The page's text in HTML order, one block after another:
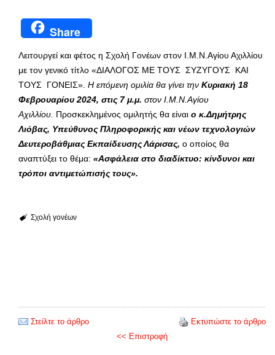
Share
Λειτουργεί και φέτος η Σχολή Γονέων στον Ι.Μ.Ν.Αγίου Αχιλλίου
με τον γενικό τίτλο «ΔΙΑΛΟΓΟΣ ΜΕ ΤΟΥΣ ΣΥΖΥΓΟΥΣ ΚΑΙ
ΤΟΥΣ ΓΟΝΕΙΣ». Η επόμενη ομιλία θα γίνει την Κυριακή 18
Φεβρουαρίου 2024, στις 7 μ.μ. στον Ι.Μ.Ν.Αγίου
Αχιλλίου. Προσκεκλημένος ομιλητής θα είναι ο κ.Δημήτρης
Λιόβας, Υπεύθυνος Πληροφορικής και νέων τεχνολογιών
Δευτεροβάθμιας Εκπαίδευσης Λάρισας, ο οποίος θα
αναπτύξει το θέμα: «Ασφάλεια στο διαδίκτυο: κίνδυνοι και
τρόποι αντιμετώπισής τους».
Σχολή γονέων
Στείλτε το άρθρο
Εκτυπώστε το άρθρο
<< Επιστροφή